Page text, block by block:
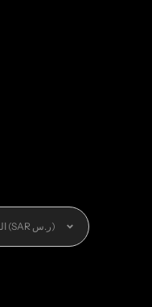
المملكة العربية السعودية (SAR ر.س)